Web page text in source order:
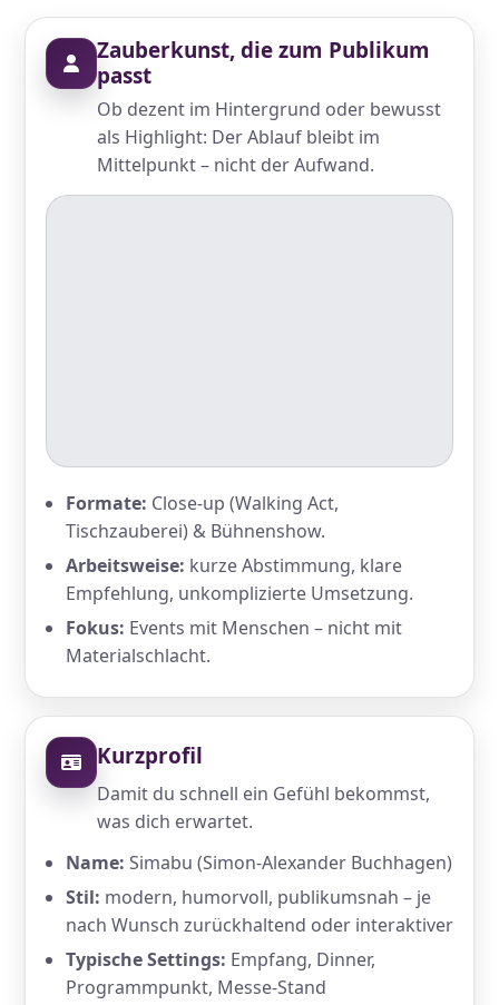
Zauberkunst, die zum Publikum
passt
Ob dezent im Hintergrund oder bewusst
als Highlight: Der Ablauf bleibt im
Mittelpunkt – nicht der Aufwand.
Formate: Close-up (Walking Act,
Tischzauberei) & Bühnenshow.
Arbeitsweise: kurze Abstimmung, klare
Empfehlung, unkomplizierte Umsetzung.
Fokus: Events mit Menschen – nicht mit
Materialschlacht.
Kurzprofil
Damit du schnell ein Gefühl bekommst,
was dich erwartet.
Name: Simabu (Simon-Alexander Buchhagen)
Stil: modern, humorvoll, publikumsnah – je
nach Wunsch zurückhaltend oder interaktiver
Typische Settings: Empfang, Dinner,
Programmpunkt, Messe-Stand